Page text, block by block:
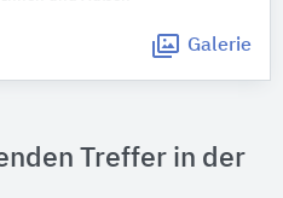
Galerie
Treffer in der